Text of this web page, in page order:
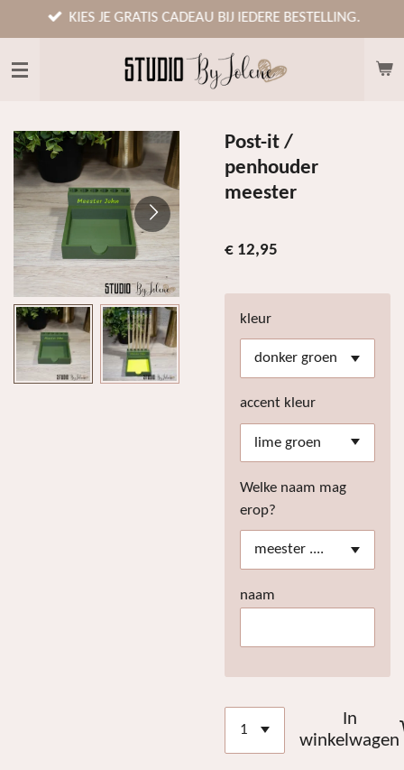
direct
naar
KIES JE GRATIS CADEAU BIJ IEDERE BESTELLING.
Post-it /
penhouder
meester
€ 12,95
kleur
accent kleur
Welke naam mag
erop?
naam
In
winkelwagen